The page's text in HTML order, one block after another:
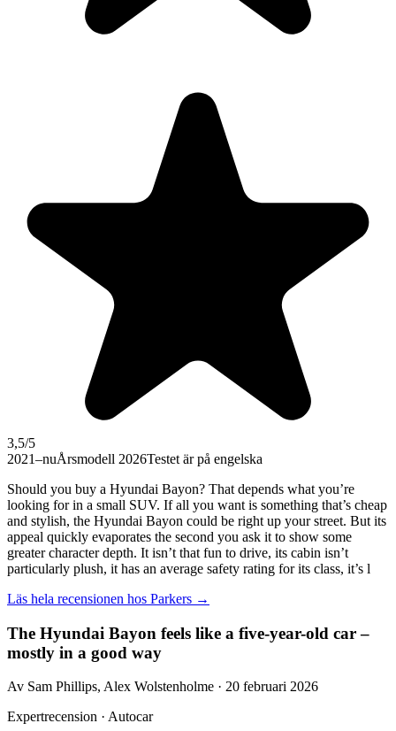
3,5/5
2021–nuÅrsmodell 2026Testet är på engelska
Should you buy a Hyundai Bayon? That depends what you’re
looking for in a small SUV. If all you want is something that’s cheap
and stylish, the Hyundai Bayon could be right up your street. But its
appeal quickly evaporates the second you ask it to show some
greater character depth. It isn’t that fun to drive, its cabin isn’t
particularly plush, it has an average safety rating for its class, it’s l
Läs hela recensionen hos Parkers →
The Hyundai Bayon feels like a five-year-old car –
mostly in a good way
Av Sam Phillips, Alex Wolstenholme · 20 februari 2026
Expertrecension · Autocar